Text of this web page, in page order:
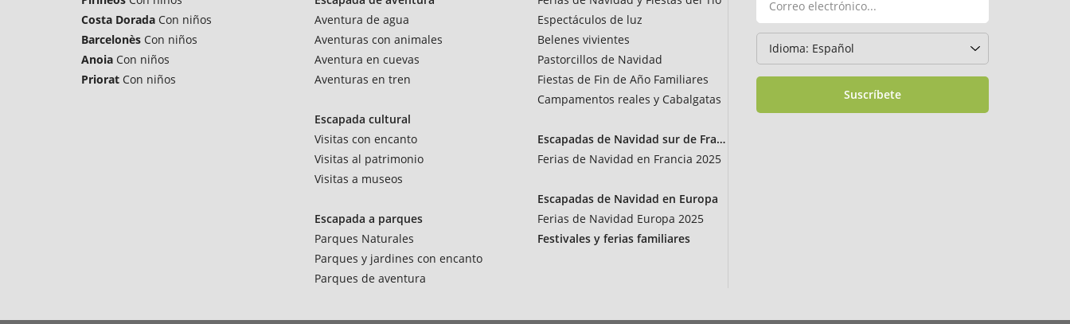
Costa Dorada Con niños
Barcelonès Con niños
Anoia Con niños
Priorat Con niños
Aventura de agua
Aventuras con animales
Aventura en cuevas
Aventuras en tren
Escapada cultural
Visitas con encanto
Visitas al patrimonio
Visitas a museos
Escapada a parques
Parques Naturales
Parques y jardines con encanto
Parques de aventura
Espectáculos de luz
Belenes vivientes
Pastorcillos de Navidad
Fiestas de Fin de Año Familiares
Campamentos reales y Cabalgatas
Escapadas de Navidad sur de Francia
Ferias de Navidad en Francia 2025
Escapadas de Navidad en Europa
Ferias de Navidad Europa 2025
Festivales y ferias familiares
Suscríbete